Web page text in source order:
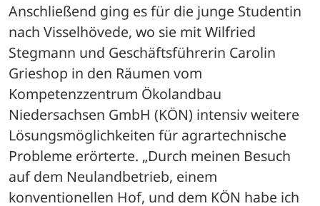
Anschließend ging es für die junge Studentin
nach Visselhövede, wo sie mit Wilfried
Stegmann und Geschäftsführerin Carolin
Grieshop in den Räumen vom
Kompetenzzentrum Ökolandbau
Niedersachsen GmbH (KÖN) intensiv weitere
Lösungsmöglichkeiten für agrartechnische
Probleme erörterte. „Durch meinen Besuch
auf dem Neulandbetrieb, einem
konventionellen Hof, und dem KÖN habe ich